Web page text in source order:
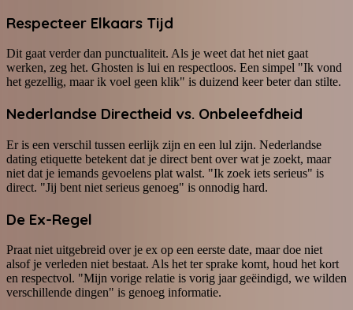
Respecteer Elkaars Tijd
Dit gaat verder dan punctualiteit. Als je weet dat het niet gaat
werken, zeg het. Ghosten is lui en respectloos. Een simpel "Ik vond
het gezellig, maar ik voel geen klik" is duizend keer beter dan stilte.
Nederlandse Directheid vs. Onbeleefdheid
Er is een verschil tussen eerlijk zijn en een lul zijn. Nederlandse
dating etiquette betekent dat je direct bent over wat je zoekt, maar
niet dat je iemands gevoelens plat walst. "Ik zoek iets serieus" is
direct. "Jij bent niet serieus genoeg" is onnodig hard.
De Ex-Regel
Praat niet uitgebreid over je ex op een eerste date, maar doe niet
alsof je verleden niet bestaat. Als het ter sprake komt, houd het kort
en respectvol. "Mijn vorige relatie is vorig jaar geëindigd, we wilden
verschillende dingen" is genoeg informatie.